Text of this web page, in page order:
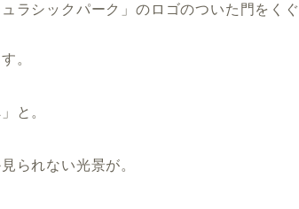
ュラシックパーク」のロゴのついた門をくぐ
。
」と。
られない光景が。